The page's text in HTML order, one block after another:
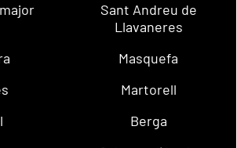
Sant Andreu de
Llavaneres
Masquefa
Martorell
Berga